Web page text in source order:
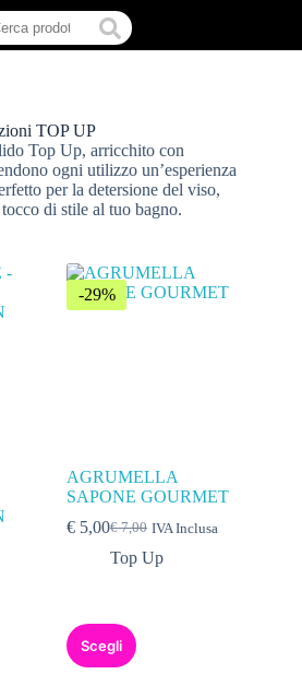
TOP UP
Top Up, arricchito con
ogni utilizzo un’esperienza
per la detersione del viso,
di stile al tuo bagno.
-29%
AGRUMELLA
SAPONE GOURMET
€7,00
€ 5,00 IVA Inclusa
Top Up
Scegli